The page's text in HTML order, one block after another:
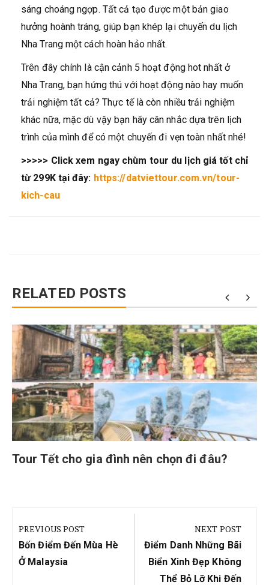
sáng choáng ngợp. Tất cả tạo được một bản giao
hưởng hoành tráng, giúp bạn khép lại chuyến du lịch
Nha Trang một cách hoàn hảo nhất.
Trên đây chính là cận cảnh 5 hoạt động hot nhất ở
Nha Trang, bạn hứng thú với hoạt động nào hay muốn
trải nghiệm tất cả? Thực tế là còn nhiều trải nghiệm
khác nữa, mặc dù vậy bạn hãy cân nhắc dựa trên lịch
trình của mình để có một chuyến đi vẹn toàn nhất nhé!
>>>>> Click xem ngay chùm tour du lịch giá tốt chỉ
từ 299K tại đây: https://datviettour.com.vn/tour-
kich-cau
RELATED POSTS
Tour Tết cho gia đình nên chọn đi đâu?
hướng
bài
viết
PREVIOUS POST
Previous
Post:
Bốn Điểm Đến Mùa Hè
Ở Malaysia
NEXT POST
Next
Post:
Điểm Danh Những Bãi
Biển Xinh Đẹp Không
Thể Bỏ Lỡ Khi Đến